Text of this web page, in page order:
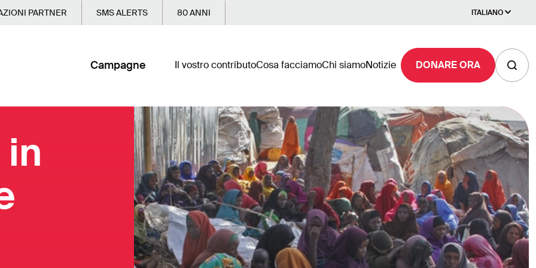
PARTNER SMS ALERTS 80 ANNI ITALIANO
Campagne Il vostro contributoCosa facciamoChi siamoNotizie DONARE ORA